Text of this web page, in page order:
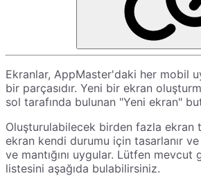
Ekranlar, AppMaster'daki her mobil
bir parçasıdır. Yeni bir ekran
sol tarafında bulunan "Yeni ekran"
Oluşturulabilecek birden fazla ekran
ekran kendi durumu için tasarlanır
ve mantığını uygular. Lütfen mevcut
listesini aşağıda bulabilirsiniz.